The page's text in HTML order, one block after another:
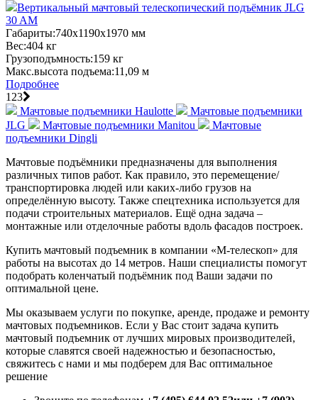
Вертикальный мачтовый телескопический подъёмник JLG
30 AM
Габариты:740x1190x1970 мм
Вес:404 кг
Грузоподъмность:159 кг
Макс.высота подъема:11,09 м
Подробнее
1 23
Мачтовые подъемники Haulotte
Мачтовые подъемники
JLG
Мачтовые подъемники Manitou
Мачтовые
подъемники Dingli
Мачтовые подъёмники предназначены для выполнения
различных типов работ. Как правило, это перемещение/
транспортировка людей или каких-либо грузов на
определённую высоту. Также спецтехника используется для
подачи строительных материалов. Ещё одна задача –
монтажные или отделочные работы вдоль фасадов построек.
Купить мачтовый подъемник в компании «М-телескоп» для
работы на высотах до 14 метров. Наши специалисты помогут
подобрать коленчатый подъёмник под Ваши задачи по
оптимальной цене.
Мы оказываем услуги по покупке, аренде, продаже и ремонту
мачтовых подъемников. Если у Вас стоит задача купить
мачтовый подъемник от лучших мировых производителей,
которые славятся своей надежностью и безопасностью,
свяжитесь с нами и мы подберем для Вас оптимальное
решение